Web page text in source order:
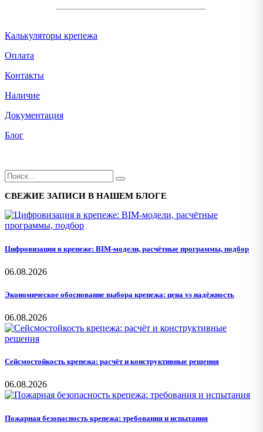
Калькуляторы крепежа
Оплата
Контакты
Наличие
Документация
Блог
СВЕЖИЕ ЗАПИСИ В НАШЕМ БЛОГЕ
Цифровизация в крепеже: BIM-модели, расчётные программы, подбор
06.08.2026
Экономическое обоснование выбора крепежа: цена vs надёжность
06.08.2026
Сейсмостойкость крепежа: расчёт и конструктивные решения
06.08.2026
Пожарная безопасность крепежа: требования и испытания